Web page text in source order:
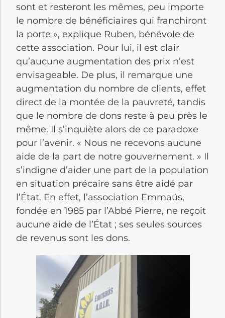
sont et resteront les mêmes, peu importe
le nombre de bénéficiaires qui franchiront
la porte », explique Ruben, bénévole de
cette association. Pour lui, il est clair
qu’aucune augmentation des prix n’est
envisageable. De plus, il remarque une
augmentation du nombre de clients, effet
direct de la montée de la pauvreté, tandis
que le nombre de dons reste à peu près le
même. Il s’inquiète alors de ce paradoxe
pour l’avenir. « Nous ne recevons aucune
aide de la part de notre gouvernement. » Il
s’indigne d’aider une part de la population
en situation précaire sans être aidé par
l’État. En effet, l’association Emmaüs,
fondée en 1985 par l’Abbé Pierre, ne reçoit
aucune aide de l’État ; ses seules sources
de revenus sont les dons.